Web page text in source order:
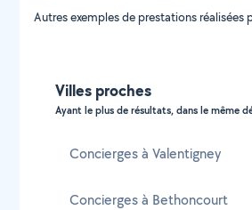
Autres exemples de prestations réalisées
Villes proches
Ayant le plus de résultats, dans le même
Concierges à Valentigney
Concierges à Bethoncourt